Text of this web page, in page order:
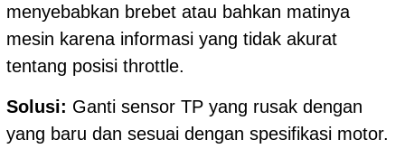
menyebabkan brebet atau bahkan matinya
mesin karena informasi yang tidak akurat
tentang posisi throttle.
Solusi: Ganti sensor TP yang rusak dengan
yang baru dan sesuai dengan spesifikasi motor.